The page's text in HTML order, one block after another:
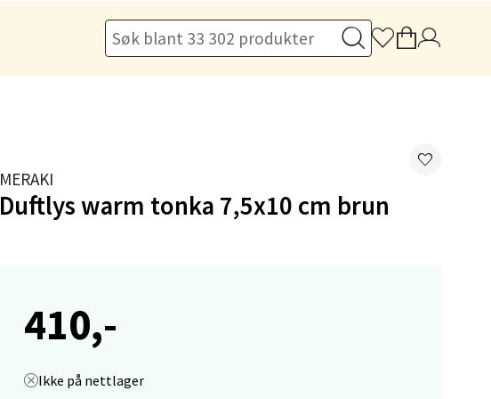
MERAKI
Duftlys warm tonka 7,5x10 cm brun
410,-
Ikke på nettlager